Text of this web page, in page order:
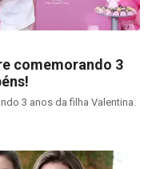
comemorando 3
3 anos da filha Valentina.